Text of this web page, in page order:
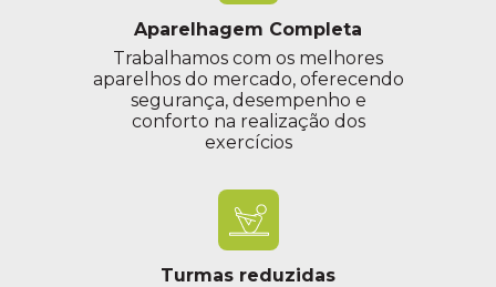
Aparelhagem Completa
Trabalhamos com os melhores
aparelhos do mercado, oferecendo
segurança, desempenho e
conforto na realização dos
exercícios
Turmas reduzidas